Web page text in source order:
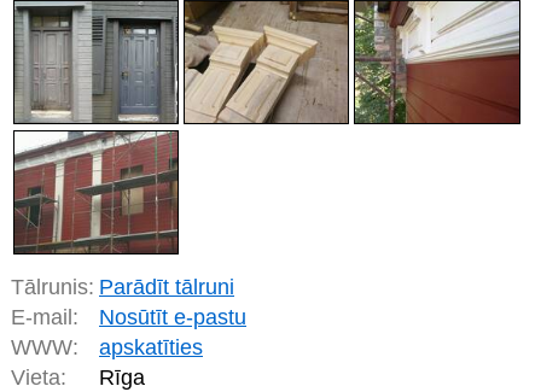
Tālrunis: Parādīt tālruni
E-mail:
Nosūtīt e-pastu
WWW:
apskatīties
Vieta:
Rīga